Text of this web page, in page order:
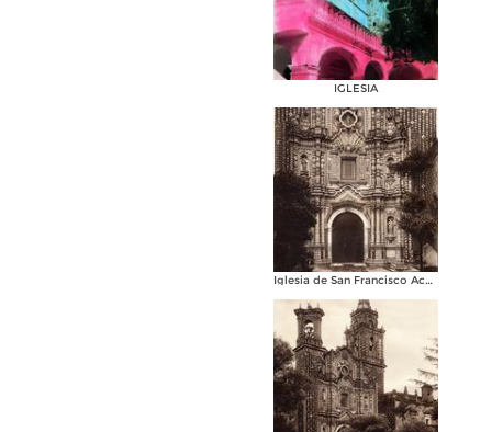
IGLESIA
Iglesia de San Francisco Acatepec (circa 1920)